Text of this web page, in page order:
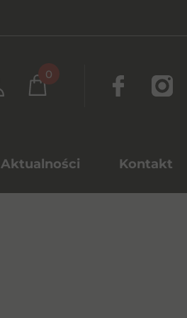
0
Aktualności Kontakt